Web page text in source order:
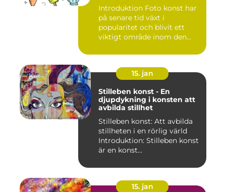
Introduktion Foto konst har
på senare tid växt i
popularitet och blivit ett
viktigt område inom den...
15. jan
Stilleben konst - En
djupdykning i konsten att
avbilda stillhet
Stilleben konst: Att avbilda
stillheten i en rörlig värld
Introduktion: Stilleben konst
är en konst...
15. jan